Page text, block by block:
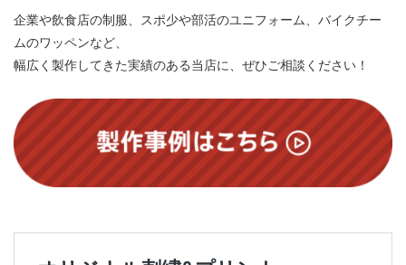
企業や飲食店の制服、スポ少や部活のユニフォーム、バイクチー
ムのワッペンなど、
幅広く製作してきた実績のある当店に、ぜひご相談ください！